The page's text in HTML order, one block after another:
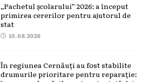
„Pachetul școlarului” 2026: a început
primirea cererilor pentru ajutorul de
stat
10.08.2026
În regiunea Cernăuți au fost stabilite
drumurile prioritare pentru reparație: